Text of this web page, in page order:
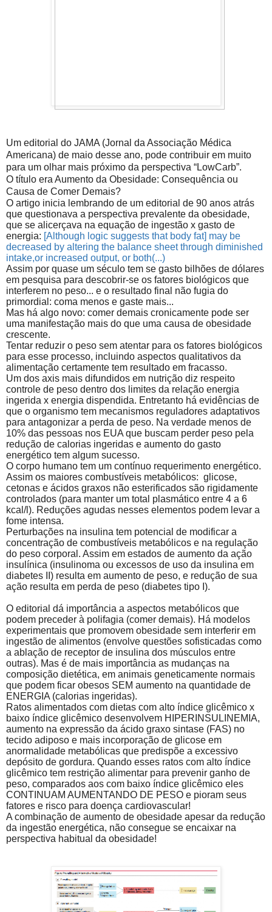
Um editorial do JAMA (Jornal da Associação Médica
Americana) de maio desse ano, pode contribuir em muito
para um olhar mais próximo da perspectiva “LowCarb”.
O título era Aumento da Obesidade: Consequência ou
Causa de Comer Demais?
O artigo inicia lembrando de um editorial de 90 anos atrás
que questionava a perspectiva prevalente da obesidade,
que se alicerçava na equação de ingestão x gasto de
energia: [Although logic suggests that body fat] may be
decreased by altering the balance sheet through diminished
intake,or increased output, or both(...)
Assim por quase um século tem se gasto bilhões de dólares
em pesquisa para descobrir-se os fatores biológicos que
interferem no peso... e o resultado final não fugia do
primordial: coma menos e gaste mais...
Mas há algo novo: comer demais cronicamente pode ser
uma manifestação mais do que uma causa de obesidade
crescente.
Tentar reduzir o peso sem atentar para os fatores biológicos
para esse processo, incluindo aspectos qualitativos da
alimentação certamente tem resultado em fracasso.
Um dos axis mais difundidos em nutrição diz respeito
controle de peso dentro dos limites da relação energia
ingerida x energia dispendida. Entretanto há evidências de
que o organismo tem mecanismos reguladores adaptativos
para antagonizar a perda de peso. Na verdade menos de
10% das pessoas nos EUA que buscam perder peso pela
redução de calorias ingeridas e aumento do gasto
energético tem algum sucesso.
O corpo humano tem um contínuo requerimento energético.
Assim os maiores combustíveis metabólicos: glicose,
cetonas e ácidos graxos não esterificados são rigidamente
controlados (para manter um total plasmático entre 4 a 6
kcal/l). Reduções agudas nesses elementos podem levar a
fome intensa.
Perturbações na insulina tem potencial de modificar a
concentração de combustíveis metabólicos e na regulação
do peso corporal. Assim em estados de aumento da ação
insulínica (insulinoma ou excessos de uso da insulina em
diabetes II) resulta em aumento de peso, e redução de sua
ação resulta em perda de peso (diabetes tipo I).
O editorial dá importância a aspectos metabólicos que
podem preceder à polifagia (comer demais). Há modelos
experimentais que promovem obesidade sem interferir em
ingestão de alimentos (envolve questões sofisticadas como
a ablação de receptor de insulina dos músculos entre
outras). Mas é de mais importância as mudanças na
composição dietética, em animais geneticamente normais
que podem ficar obesos SEM aumento na quantidade de
ENERGIA (calorias ingeridas).
Ratos alimentados com dietas com alto índice glicêmico x
baixo índice glicêmico desenvolvem HIPERINSULINEMIA,
aumento na expressão da ácido graxo sintase (FAS) no
tecido adiposo e mais incorporação de glicose em
anormalidade metabólicas que predispõe a excessivo
depósito de gordura. Quando esses ratos com alto índice
glicêmico tem restrição alimentar para prevenir ganho de
peso, comparados aos com baixo índice glicêmico eles
CONTINUAM AUMENTANDO DE PESO e pioram seus
fatores e risco para doença cardiovascular!
A combinação de aumento de obesidade apesar da redução
da ingestão energética, não consegue se encaixar na
perspectiva habitual da obesidade!